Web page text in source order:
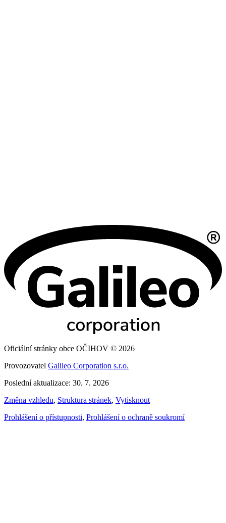
Oficiální stránky obce OČIHOV © 2026
Provozovatel Galileo Corporation s.r.o.
Poslední aktualizace: 30. 7. 2026
Změna vzhledu, Struktura stránek, Vytisknout
Prohlášení o přístupnosti, Prohlášení o ochraně soukromí